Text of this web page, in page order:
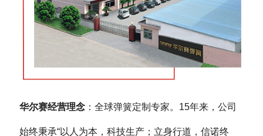
华尔赛经营理念：全球弹簧定制专家。15年来，公司
始终秉承“以人为本，科技生产；立身行道，信诺终